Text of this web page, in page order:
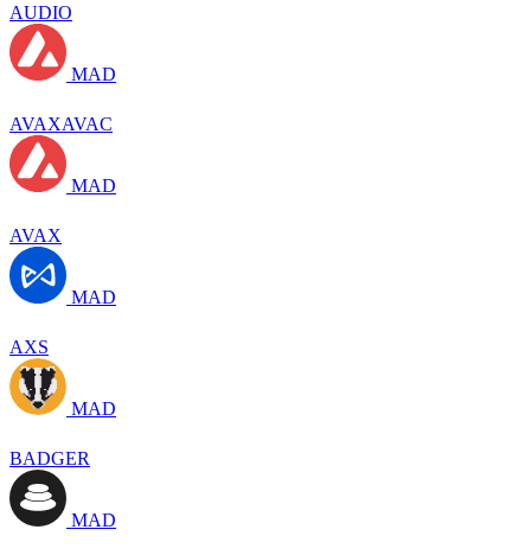
AUDIO
MAD
AVAXAVAC
MAD
AVAX
MAD
AXS
MAD
BADGER
MAD